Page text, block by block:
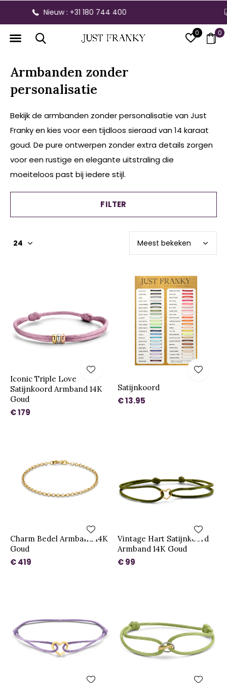
0 0
Gratis verzending vanaf € 300,- binnen NL
Armbanden zonder
personalisatie
Bekijk de armbanden zonder personalisatie van Just
Franky en kies voor een tijdloos sieraad van 14 karaat
goud. De pure ontwerpen zonder extra details zorgen
voor een rustige en elegante uitstraling die
moeiteloos past bij iedere stijl.
FILTER
Iconic Triple Love
Satijnkoord Armband 14K
Goud
€ 179
Satijnkoord
€ 13.95
Charm Bedel Armband 14K
Goud
€ 419
Vintage Hart Satijnkoord
Armband 14K Goud
€ 99